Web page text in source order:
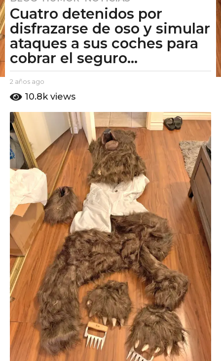
a
o
s
a
o
2
ñ
o
s
a
o
Cuatro detenidos por
disfrazarse de oso y simular
ataques a sus coches para
cobrar el seguro...
b
E
P
u
t
o
A
m
o
2 años ago
ñ
o
10.8k views